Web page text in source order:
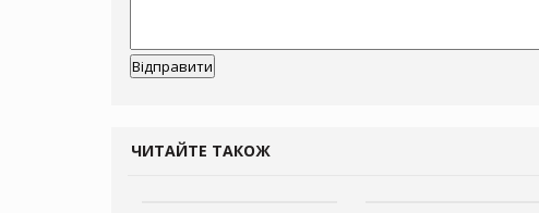
ЧИТАЙТЕ ТАКОЖ